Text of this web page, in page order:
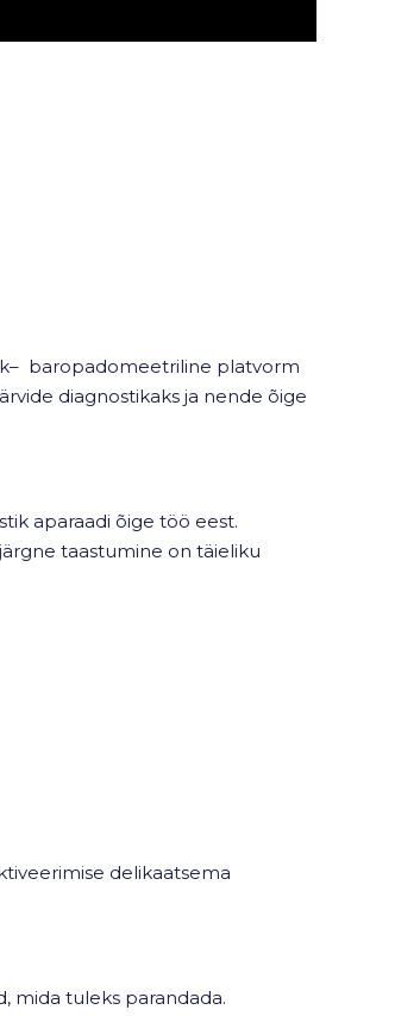
baropadomeetriline platvorm
diagnostikaks ja nende õige
aparaadi õige töö eest.
taastumine on täieliku
delikaatsema
mida tuleks parandada.